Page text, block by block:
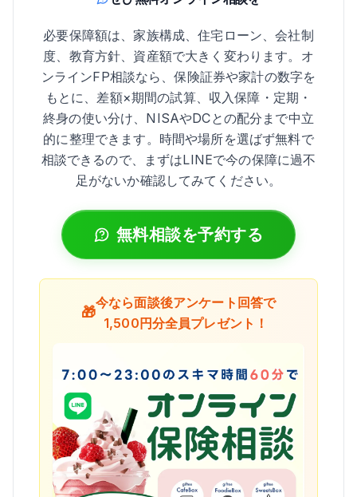
必要保障額は、家族構成、住宅ローン、会社制
度、教育方針、資産額で大きく変わります。オ
ンラインFP相談なら、保険証券や家計の数字を
もとに、差額×期間の試算、収入保障・定期・
終身の使い分け、NISAやDCとの配分まで中立
的に整理できます。時間や場所を選ばず無料で
相談できるので、まずはLINEで今の保障に過不
足がないか確認してみてください。
無料相談を予約する
🎁
今なら面談後アンケート回答で
1,500円分全員プレゼント！